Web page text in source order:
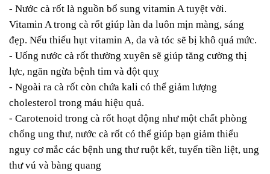
- Nước cà rốt là nguồn bổ sung vitamin A tuyệt vời.
Vitamin A trong cà rốt giúp làn da luôn mịn màng, sáng
đẹp. Nếu thiếu hụt vitamin A, da và tóc sẽ bị khô quá mức.
- Uống nước cà rốt thường xuyên sẽ giúp tăng cường thị
lực, ngăn ngừa bệnh tim và đột quỵ
- Ngoài ra cà rốt còn chứa kali có thể giảm lượng
cholesterol trong máu hiệu quả.
- Carotenoid trong cà rốt hoạt động như một chất phòng
chống ung thư, nước cà rốt có thể giúp bạn giảm thiểu
nguy cơ mắc các bệnh ung thư ruột kết, tuyến tiền liệt, ung
thư vú và bàng quang